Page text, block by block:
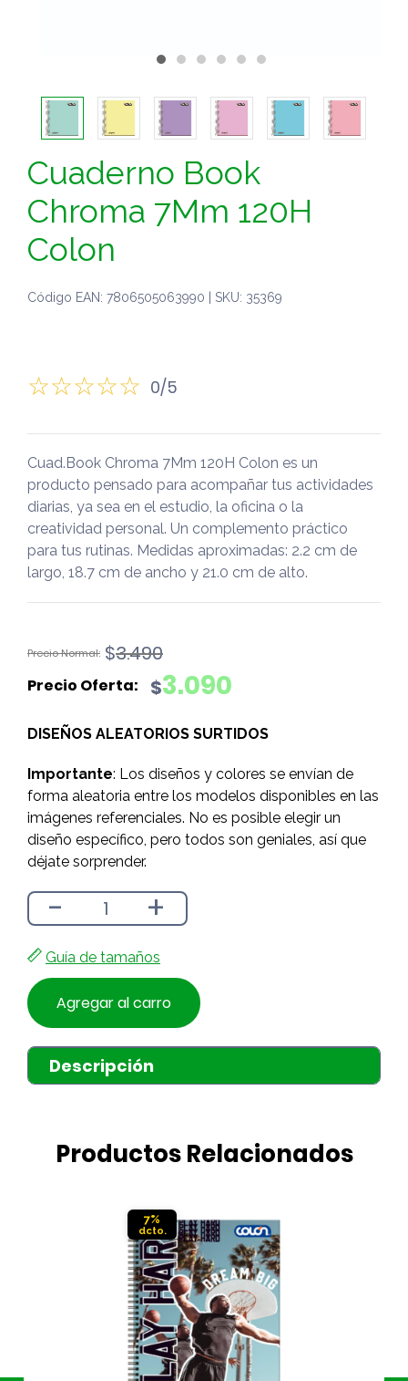
Cuaderno Book
Chroma 7Mm 120H
Colon
Código EAN: 7806505063990 | SKU: 35369
0/5
Cuad.Book Chroma 7Mm 120H Colon es un
producto pensado para acompañar tus actividades
diarias, ya sea en el estudio, la oficina o la
creatividad personal. Un complemento práctico
para tus rutinas. Medidas aproximadas: 2.2 cm de
largo, 18.7 cm de ancho y 21.0 cm de alto.
$3.490
El
original
$3.490.
$3.090
El
actual
$3.090.
DISEÑOS ALEATORIOS SURTIDOS
Importante: Los diseños y colores se envían de
forma aleatoria entre los modelos disponibles en las
imágenes referenciales. No es posible elegir un
diseño específico, pero todos son geniales, así que
déjate sorprender.
- +
Guía de tamaños
Agregar al carro
Descripción
Productos Relacionados
7%